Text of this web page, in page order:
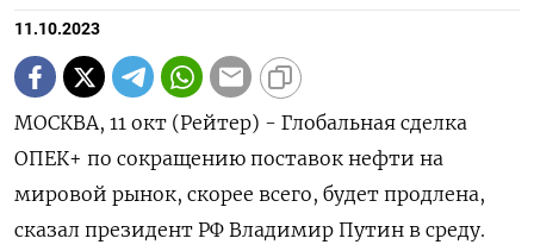
11.10.2023
МОСКВА, 11 окт (Рейтер) - Глобальная сделка
ОПЕК+ по сокращению поставок нефти на
мировой рынок, скорее всего, будет продлена,
сказал президент РФ Владимир Путин в среду.